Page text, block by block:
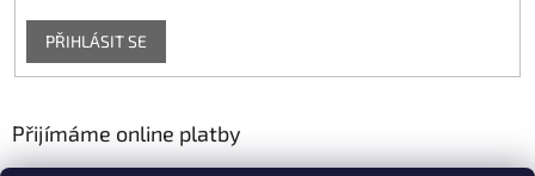
PŘIHLÁSIT SE
Přijímáme online platby